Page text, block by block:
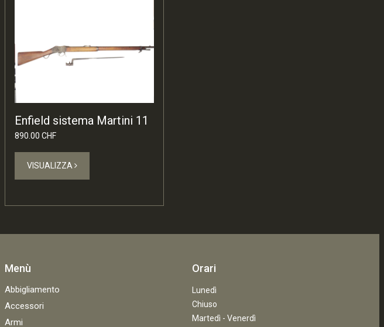
Enfield sistema Martini 11
890.00 CHF
VISUALIZZA
Menù
Abbigliamento
Accessori
Armi
Orari
Lunedì
Chiuso
Martedì - Venerdì